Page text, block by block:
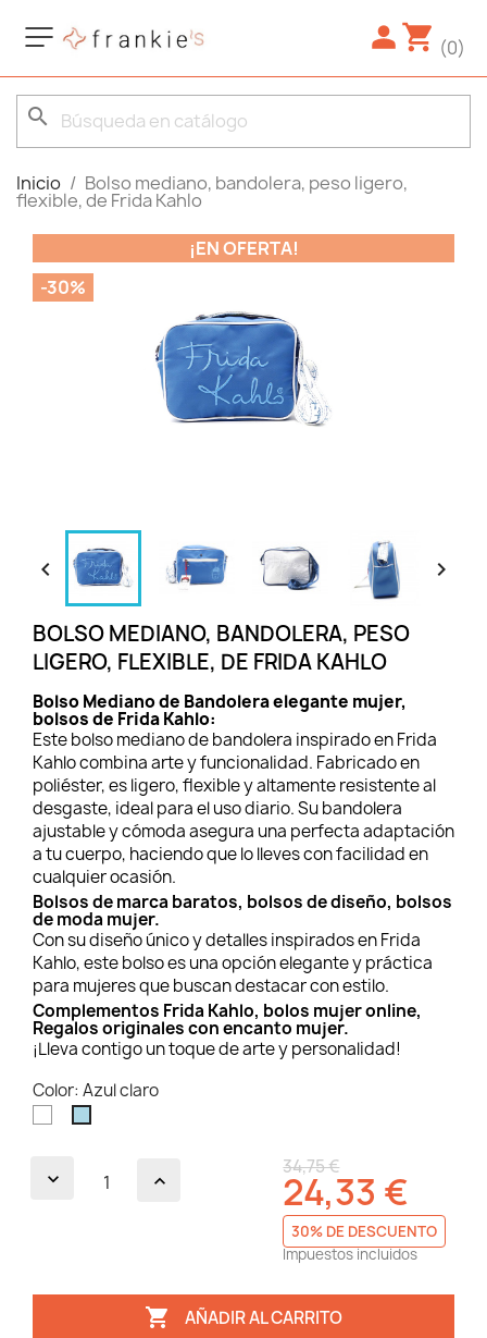
(0)
search
Inicio Bolso mediano, bandolera, peso ligero,
flexible, de Frida Kahlo
¡EN OFERTA!
-30%
 
BOLSO MEDIANO, BANDOLERA, PESO
LIGERO, FLEXIBLE, DE FRIDA KAHLO
Bolso Mediano de Bandolera elegante mujer,
bolsos de Frida Kahlo:
Este bolso mediano de bandolera inspirado en Frida
Kahlo combina arte y funcionalidad. Fabricado en
poliéster, es ligero, flexible y altamente resistente al
desgaste, ideal para el uso diario. Su bandolera
ajustable y cómoda asegura una perfecta adaptación
a tu cuerpo, haciendo que lo lleves con facilidad en
cualquier ocasión.
Bolsos de marca baratos, bolsos de diseño, bolsos
de moda mujer.
Con su diseño único y detalles inspirados en Frida
Kahlo, este bolso es una opción elegante y práctica
para mujeres que buscan destacar con estilo.
Complementos Frida Kahlo, bolos mujer online,
Regalos originales con encanto mujer.
¡Lleva contigo un toque de arte y personalidad!
Color: Azul claro
BlancoAzul
claro
34,75 €
24,33 €
30% DE DESCUENTO
Impuestos incluidos
 AÑADIR AL CARRITO